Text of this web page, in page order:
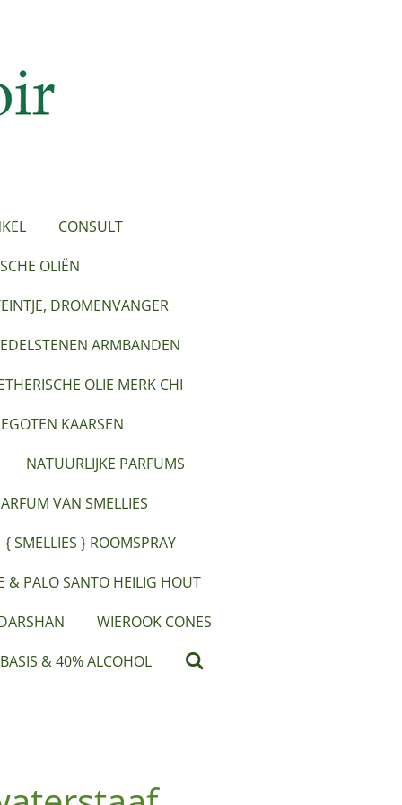
CONSULT
OLIËN
DROMENVANGER
EDELSTENEN ARMBANDEN
OLIE MERK CHI
KAARSEN
NATUURLIJKE PARFUMS
VAN SMELLIES
{ SMELLIES } ROOMSPRAY
& PALO SANTO HEILIG HOUT
WIEROOK CONES
& 40% ALCOHOL